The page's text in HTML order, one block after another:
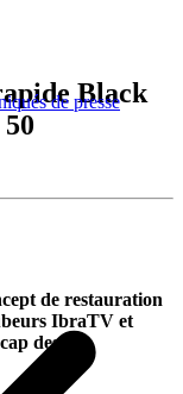
de presse
Black
de restauration
IbraTV et
des 50